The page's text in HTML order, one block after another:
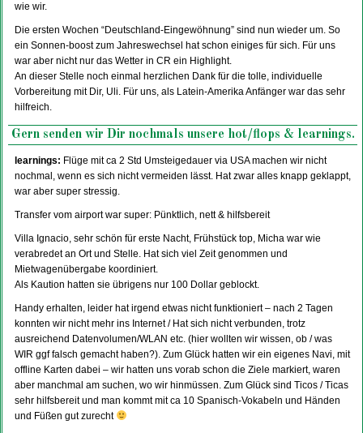
wie wir.
Die ersten Wochen “Deutschland-Eingewöhnung” sind nun wieder um. So
ein Sonnen-boost zum Jahreswechsel hat schon einiges für sich. Für uns
war aber nicht nur das Wetter in CR ein Highlight.
An dieser Stelle noch einmal herzlichen Dank für die tolle, individuelle
Vorbereitung mit Dir, Uli. Für uns, als Latein-Amerika Anfänger war das sehr
hilfreich.
Gern senden wir Dir nochmals unsere hot/flops & learnings.
learnings: Flüge mit ca 2 Std Umsteigedauer via USA machen wir nicht
nochmal, wenn es sich nicht vermeiden lässt. Hat zwar alles knapp geklappt,
war aber super stressig.
Transfer vom airport war super: Pünktlich, nett & hilfsbereit
Villa Ignacio, sehr schön für erste Nacht, Frühstück top, Micha war wie
verabredet an Ort und Stelle. Hat sich viel Zeit genommen und
Mietwagenübergabe koordiniert.
Als Kaution hatten sie übrigens nur 100 Dollar geblockt.
Handy erhalten, leider hat irgend etwas nicht funktioniert – nach 2 Tagen
konnten wir nicht mehr ins Internet / Hat sich nicht verbunden, trotz
ausreichend Datenvolumen/WLAN etc. (hier wollten wir wissen, ob / was
WIR ggf falsch gemacht haben?). Zum Glück hatten wir ein eigenes Navi, mit
offline Karten dabei – wir hatten uns vorab schon die Ziele markiert, waren
aber manchmal am suchen, wo wir hinmüssen. Zum Glück sind Ticos / Ticas
sehr hilfsbereit und man kommt mit ca 10 Spanisch-Vokabeln und Händen
und Füßen gut zurecht